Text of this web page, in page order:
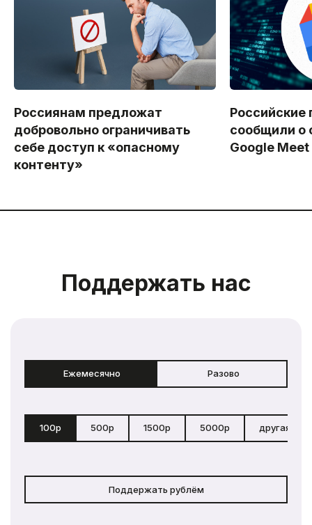
Россиянам предложат
добровольно ограничивать
себе доступ к «опасному
контенту»
Российские
сообщили о
Google Meet
Поддержать нас
Ежемесячно Разово
100р 500р 1500р 5000р другая
Поддержать рублём